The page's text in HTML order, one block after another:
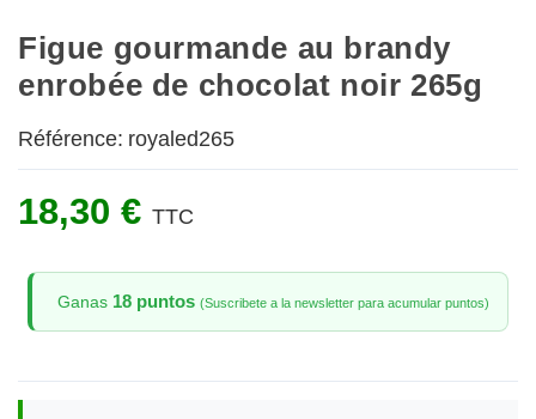
Figue gourmande au brandy
enrobée de chocolat noir 265g
Référence: royaled265
18,30 € TTC
Ganas 18 puntos (Suscribete a la newsletter para acumular puntos)